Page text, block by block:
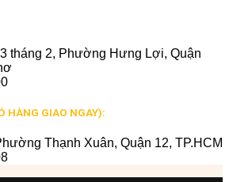
tháng 2, Phường Hưng Lợi, Quận
HÀNG GIAO NGAY):
Thạnh Xuân, Quận 12, TP.HCM